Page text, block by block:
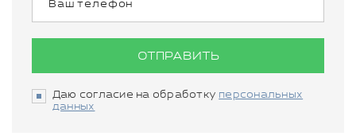
ОТПРАВИТЬ
Даю согласие на обработку персональных
данных